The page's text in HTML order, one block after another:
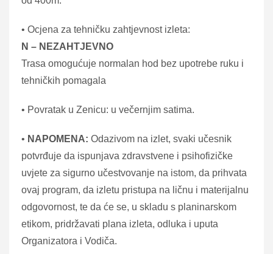
• Ocjena za tehničku zahtjevnost izleta:
N – NEZAHTJEVNO
Trasa omogućuje normalan hod bez upotrebe ruku i
tehničkih pomagala
• Povratak u Zenicu: u večernjim satima.
• NAPOMENA: Odazivom na izlet, svaki učesnik
potvrđuje da ispunjava zdravstvene i psihofizičke
uvjete za sigurno učestvovanje na istom, da prihvata
ovaj program, da izletu pristupa na ličnu i materijalnu
odgovornost, te da će se, u skladu s planinarskom
etikom, pridržavati plana izleta, odluka i uputa
Organizatora i Vodiča.